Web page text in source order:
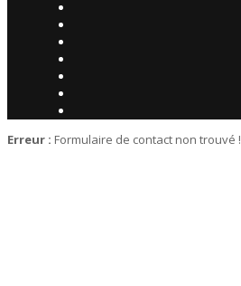
Erreur : Formulaire de contact non trouvé !